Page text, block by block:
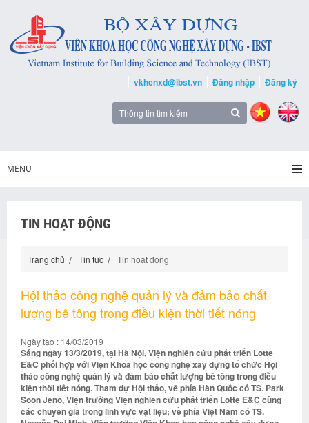
vkhcnxd@ibst.vn Đăng nhập Đăng ký
MENU
TIN HOẠT ĐỘNG
Trang chủ Tin tức Tin hoạt động
Hội thảo công nghệ quản lý và đảm bảo chất
lượng bê tông trong điều kiện thời tiết nóng
Ngày tạo : 14/03/2019
Sáng ngày 13/3/2019, tại Hà Nội, Viện nghiên cứu phát triển Lotte
E&C phối hợp với Viện Khoa học công nghệ xây dựng tổ chức Hội
thảo công nghệ quản lý và đảm bảo chất lượng bê tông trong điều
kiện thời tiết nóng. Tham dự Hội thảo, về phía Hàn Quốc có TS. Park
Soon Jeno, Viện trưởng Viện nghiên cứu phát triển Lotte E&C cùng
các chuyên gia trong lĩnh vực vật liệu; về phía Việt Nam có TS.